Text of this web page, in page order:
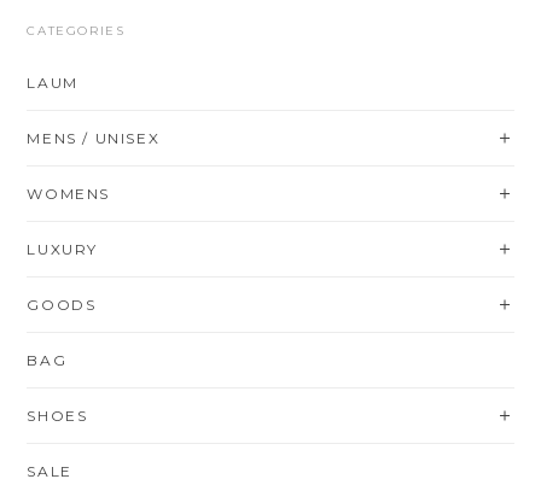
CATEGORIES
LAUM
MENS / UNISEX
WOMENS
LUXURY
GOODS
BAG
SHOES
SALE